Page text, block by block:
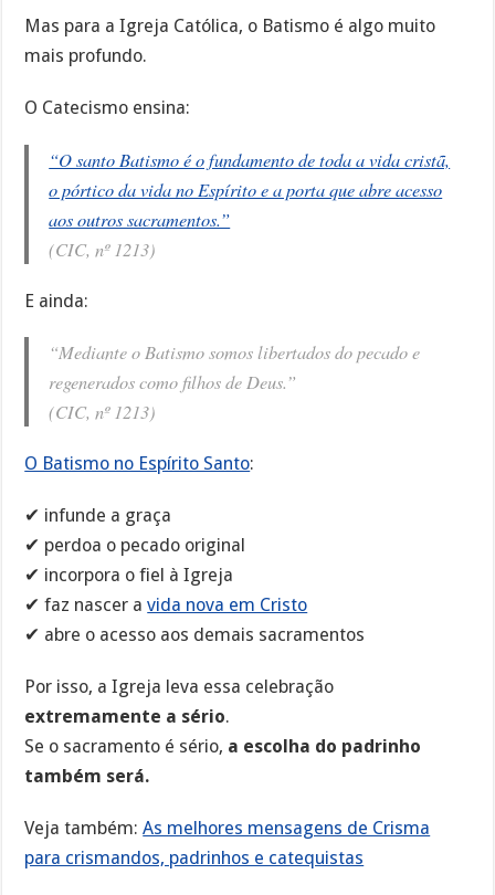
Mas para a Igreja Católica, o Batismo é algo muito
mais profundo.
O Catecismo ensina:
“O santo Batismo é o fundamento de toda a vida cristã,
o pórtico da vida no Espírito e a porta que abre acesso
aos outros sacramentos.”
(CIC, nº 1213)
E ainda:
“Mediante o Batismo somos libertados do pecado e
regenerados como filhos de Deus.”
(CIC, nº 1213)
O Batismo no Espírito Santo:
✔ infunde a graça
✔ perdoa o pecado original
✔ incorpora o fiel à Igreja
✔ faz nascer avida nova em Cristo
✔ abre o acesso aos demais sacramentos
Por isso, a Igreja leva essa celebração
extremamente a sério.
Se o sacramento é sério, a escolha do padrinho
também será.
Veja também:As melhores mensagens de Crisma
para crismandos, padrinhos e catequistas